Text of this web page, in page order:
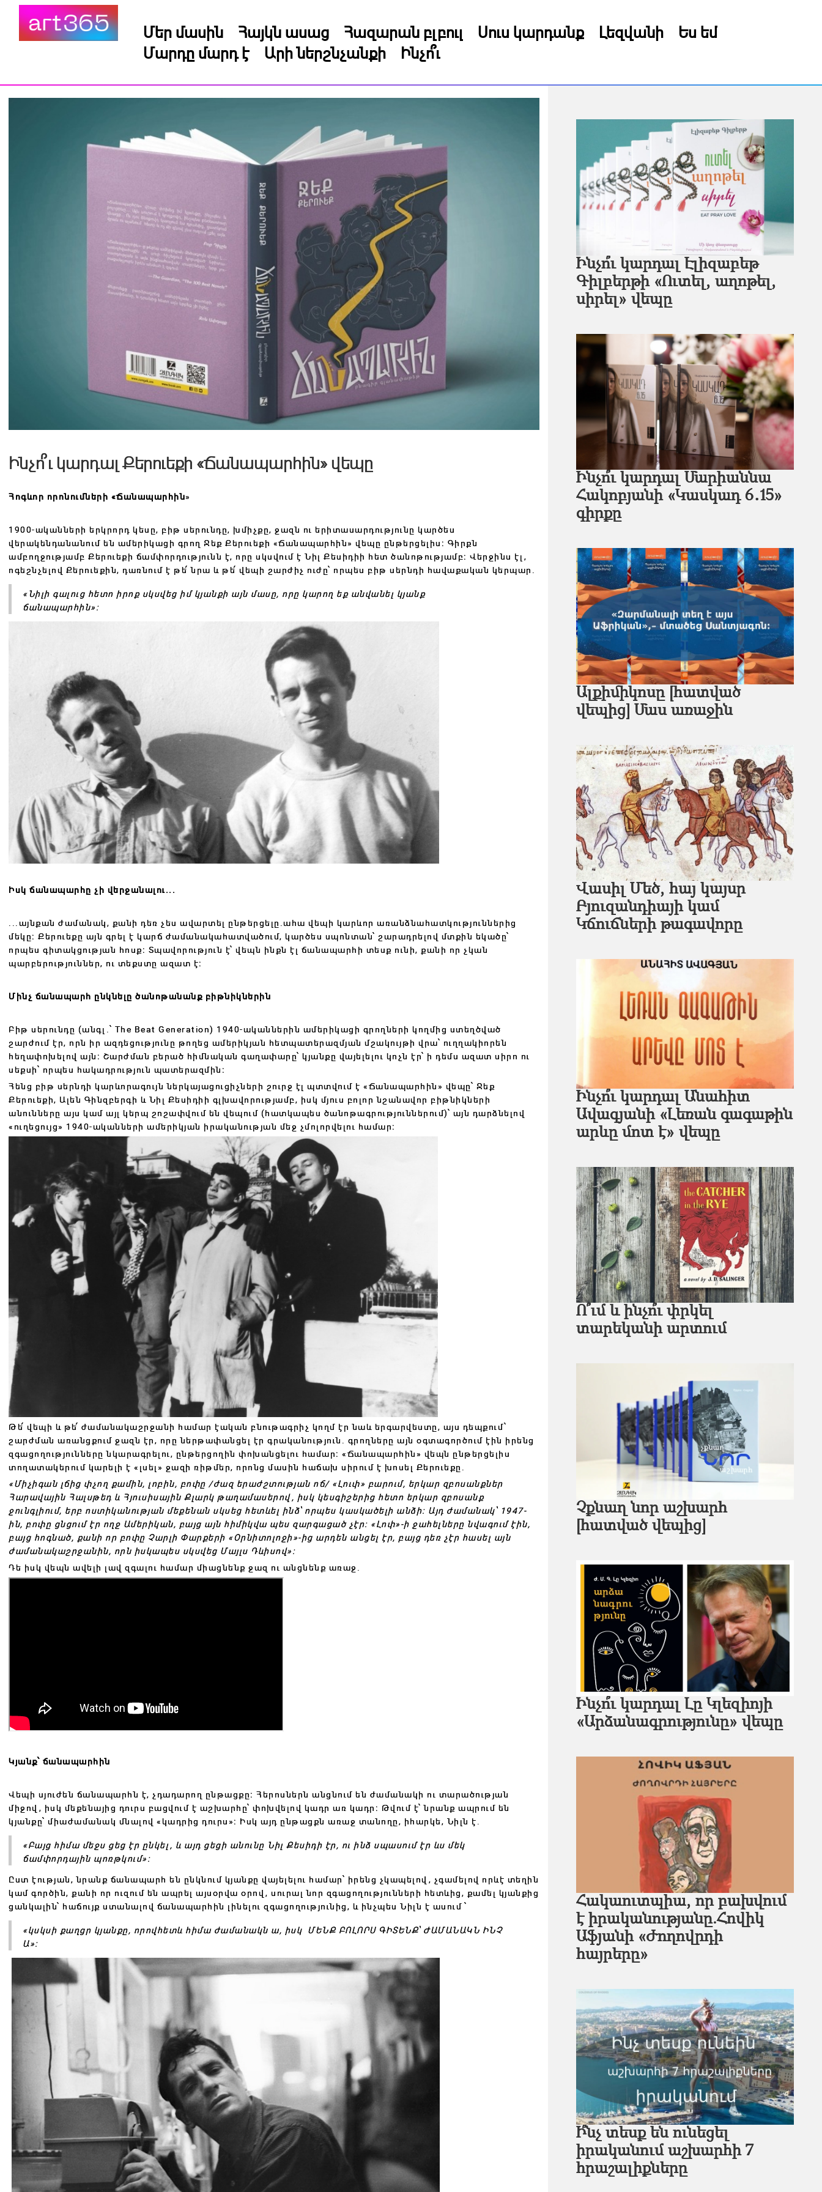
Մեր մասին Հայկն ասաց Հազարան բլբուլ Սուս կարդանք Լեզվանի
Ես եմ
Մարդը մարդ է
Արի ներշնչանքի Ինչո՞ւ
Ինչո՞ւ կարդալ Քերուեքի «Ճանապարհին» վեպը
Հոգևոր որոնումների «Ճանապարհին»
1900-ականների երկրորդ կեսը, բիթ սերունդը, խմիչքը, ջազն ու երիտասարդությունը կարծես
վերակենդանանում են ամերիկացի գրող Ջեք Քերուեքի «Ճանապարհին» վեպը ընթերցելիս։ Գիրքն
ամբողջությամբ Քերուեքի ճամփորդությունն է, որը սկսվում է Նիլ Քեսիդիի հետ ծանոթությամբ։ Վերջինս էլ,
ոգեշնչելով Քերուեքին, դառնում է թե՛ նրա և թե՛ վեպի շարժիչ ուժը՝ որպես բիթ սերնդի հավաքական կերպար․
«Նիլի գալուց հետո իրոք սկսվեց իմ կյանքի այն մասը, որը կարող եք անվանել կյանք
ճանապարհին»։
Իսկ ճանապարհը չի վերջանալու․․․
․․․այնքան ժամանակ, քանի դեռ չես ավարտել ընթերցելը․ահա վեպի կարևոր առանձնահատկություններից
մեկը։ Քերուեքը այն գրել է կարճ ժամանակահատվածում, կարծես սպոնտան՝ շարադրելով մտքին եկածը՝
որպես գիտակցության հոսք։ Տպավորություն է՝ վեպն ինքն էլ ճանապարհի տեսք ունի, քանի որ չկան
պարբերություններ, ու տեքստը ազատ է։
Մինչ ճանապարհ ընկնելը ծանոթանանք բիթնիկներին
Բիթ սերունդը (անգլ.՝ The Beat Generation) 1940-ականներին ամերիկացի գրողների կողմից ստեղծված
շարժում էր, որն իր ազդեցությունը թողեց ամերիկյան հետպատերազմյան մշակույթի վրա՝ ուղղակիորեն
հեղափոխելով այն։ Շարժման բերած հիմնական գաղափարը՝ կյանքը վայելելու կոչն էր՝ ի դեմս ազատ սիրո ու
սեքսի՝ որպես հակադրություն պատերազմին։
Հենց բիթ սերնդի կարևորագույն ներկայացուցիչների շուրջ էլ պտտվում է «Ճանապարհին» վեպը՝ Ջեք
Քերուեքի, Ալեն Գինզբերգի և Նիլ Քեսիդիի գլխավորությամբ, իսկ մյուս բոլոր նշանավոր բիթնիկների
անունները այս կամ այլ կերպ շոշափվում են վեպում (հատկապես ծանոթագրություններում)՝ այն դարձնելով
«ուղեցույց» 1940-ականների ամերիկյան իրականության մեջ չմոլորվելու համար։
Թե՛ վեպի և թե՛ ժամանակաշրջանի համար էական բնութագրիչ կողմ էր նաև երգարվեստը, այս դեպքում՝
շարժման առանցքում ջազն էր, որը ներթափանցել էր գրականություն․ գրողները այն օգտագործում էին իրենց
զգացողությունները նկարագրելու, ընթերցողին փոխանցելու համար։ «Ճանապարհին» վեպն ընթերցելիս
տողատակերում կարելի է «լսել» ջազի ռիթմեր, որոնց մասին հաճախ սիրում է խոսել Քերուեքը․
«Միչիգան լճից փչող քամին, լոբին, բոփը /ժազ երաժշտության ոճ/ «Լուփ» բարում, երկար զբոսանքներ
Հարավային Հալսթեդ և Հյուսիսային Քլարկ թաղամասերով, իսկ կեսգիշերից հետո երկար զբոսանք
ջունգլիում, երբ ոստիկանության մեքենան սկսեց հետևել ինձ՝ որպես կասկածելի անձի։ Այդ ժամանակ՝ 1947-
ին, բոփը ցնցում էր ողջ Ամերիկան, բայց այն հիմիկվա պես զարգացած չէր։ «Լոփ»-ի ջահելները նվագում էին,
բայց հոգնած, քանի որ բոփը Չարլի Փարքերի «Օրնիտոլոջի»-ից արդեն անցել էր, բայց դեռ չէր հասել այն
ժամանակաշրջանին, որն իսկապես սկսվեց Մայլս Դևիսով»։
Դե իսկ վեպն ավելի լավ զգալու համար միացնենք ջազ ու անցնենք առաջ.
Կյանք՝ ճանապարհին
Վեպի սյուժեն ճանապարհն է, չդադարող ընթացքը։ Հերոսներն անցնում են ժամանակի ու տարածության
միջով, իսկ մեքենայից դուրս բացվում է աշխարհը՝ փոխվելով կադր առ կադր։ Թվում է՝ նրանք ապրում են
կյանքը՝ միաժամանակ մնալով «կադրից դուրս»։ Իսկ այդ ընթացքն առաջ տանողը, իհարկե, Նիլն է․
«Բայց հիմա մեջս ցեց էր ընկել, և այդ ցեցի անունը Նիլ Քեսիդի էր, ու ինձ սպասում էր ևս մեկ
ճամփորդային պոռթկում»։
Ըստ էության, նրանք ճանապարհ են ընկնում կյանքը վայելելու համար՝ իրենց չկապելով, չգամելով որևէ տեղին
կամ գործին, քանի որ ուզում են ապրել այսօրվա օրով, սուրալ նոր զգացողությունների հետևից, քամել կյանքից
ցանկալին՝ հաճույք ստանալով ճանապարհին լինելու զգացողությունից, և ինչպես Նիլն է ասում ՝
«կսկսի քաղցր կյանքը, որովհետև հիմա ժամանակն ա, իսկ ՄԵՆՔ ԲՈԼՈՐՍ ԳԻՏԵՆՔ՝ ԺԱՄԱՆԱԿՆ ԻՆՉ
Ա»։
Ինչո՞ւ կարդալ Էլիզաբեթ
Գիլբերթի «Ուտել, աղոթել,
սիրել» վեպը
Ինչո՞ւ կարդալ Մարիաննա
Հակոբյանի «Կասկադ 6․15»
գիրքը
Ալքիմիկոսը [հատված
վեպից] Մաս առաջին
Վասիլ Մեծ, հայ կայսր
Բյուզանդիայի կամ
Կճուճների թագավորը
Ինչո՞ւ կարդալ Անահիտ
Ավագյանի «Լեռան գագաթին
արևը մոտ է» վեպը
Ո՞ւմ և ինչո՞ւ փրկել
տարեկանի արտում
Չքնաղ նոր աշխարհ
[հատված վեպից]
Ինչո՞ւ կարդալ Լը Կլեզիոյի
«Արձանագրությունը» վեպը
Հակաուտպիա, որ բախվում
է իրականությանը.Հովիկ
Աֆյանի «Ժողովրդի
հայրերը»
Ի՞նչ տեսք են ունեցել
իրականում աշխարհի 7
հրաշալիքները